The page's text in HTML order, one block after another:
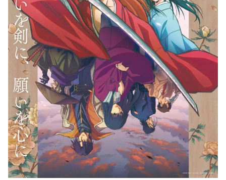
【画像】顔100点、体30点の
女ｗｗｗ
Powered by livedoor 相互RSS
ｗｗ」「責任逃れが本当にひど
い・・・」
韓国人「織田信長の安土城の
復元図と建築技術の高さに韓国
人が衝撃！」→「当時の技術力
に言葉を失う‥」
韓国人「日本の某全国チェー
ン店の商品写真が話題になって
いる理由がこちら…」→「羨ま
しい…（ﾌﾞﾙﾌﾞﾙ」＝韓国の反
韓国人「手術中に震度6強の